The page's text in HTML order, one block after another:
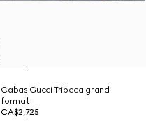
Cabas Gucci Tribeca grand
format
CA$2,725